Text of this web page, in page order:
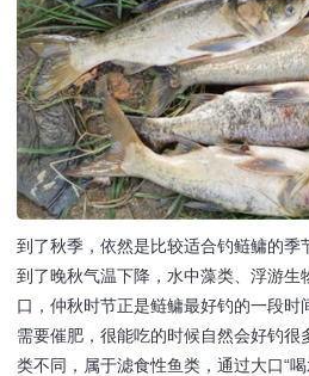
到了秋季，依然是比较适合钓鲢鳙的季
到了晚秋气温下降，水中藻类、浮游生
口，仲秋时节正是鲢鳙最好钓的一段时
需要催肥，很能吃的时候自然会好钓很
类不同，属于滤食性鱼类，通过大口“